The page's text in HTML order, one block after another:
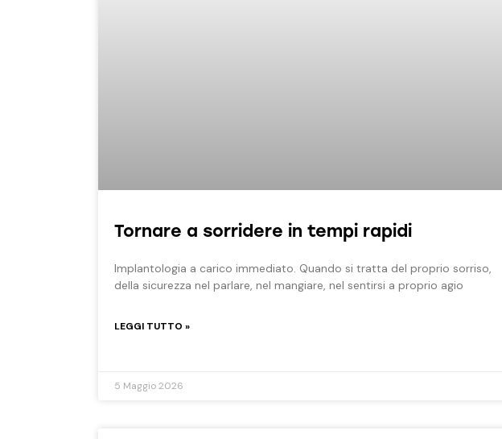
Tornare a sorridere in tempi rapidi
Implantologia a carico immediato. Quando si tratta del proprio sorriso,
della sicurezza nel parlare, nel mangiare, nel sentirsi a proprio agio
LEGGI TUTTO »
5 Maggio 2026